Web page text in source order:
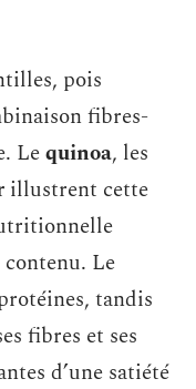
pois
fibres-
Lequinoa, les
illustrent cette
Le
tandis
fibres et ses
d’une satiété